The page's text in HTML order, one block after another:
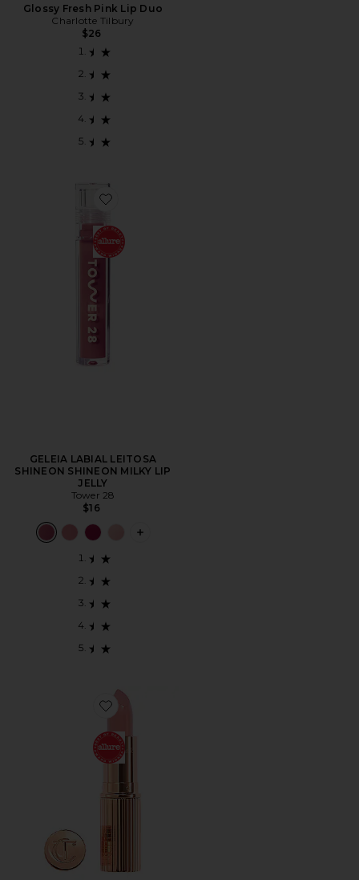
Glossy Fresh Pink Lip Duo
Charlotte Tilbury
$26
Favorite GELEIA LABIAL LEITOSA SHINEON SHINEON
GELEIA LABIAL LEITOSA
SHINEON SHINEON MILKY LIP
JELLY
Tower 28
$16
PLUS ICON TO SEE MORE OPTIONS
Favorite K.I.S.S.I.N.G. Lipstick